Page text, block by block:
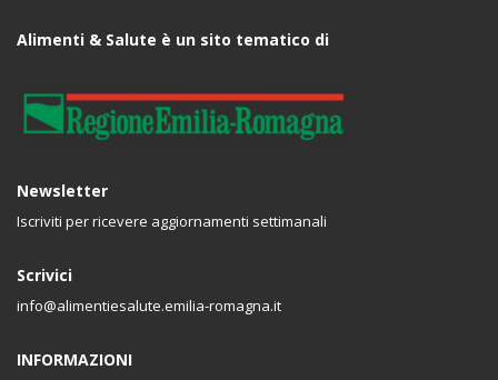
Alimenti & Salute è un sito tematico di
Newsletter
Iscriviti per ricevere aggiornamenti settimanali
Scrivici
info@alimentiesalute.emilia-romagna.it
INFORMAZIONI